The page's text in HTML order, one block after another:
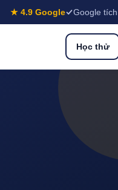
★ 4.9 Google Google
Học thử